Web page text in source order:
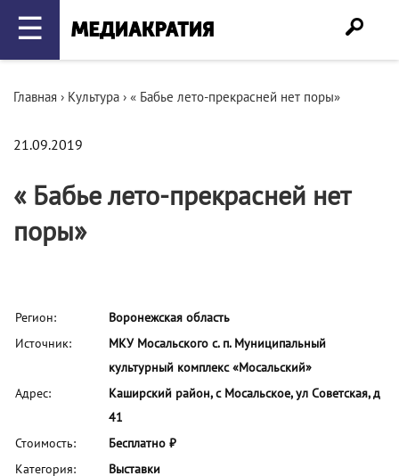
☰
Главная › Культура › « Бабье лето-прекрасней нет поры»
21.09.2019
« Бабье лето-прекрасней нет
поры»
Регион:
Воронежская область
Источник:
МКУ Мосальского с. п. Муниципальный
культурный комплекс «Мосальский»
Адрес:
Каширский район, с Мосальское, ул Советская, д
41
Стоимость:
Бесплатно ₽
Категория:
Выставки